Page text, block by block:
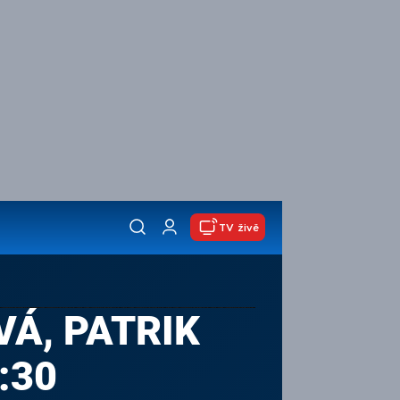
TV živě
PATRIK